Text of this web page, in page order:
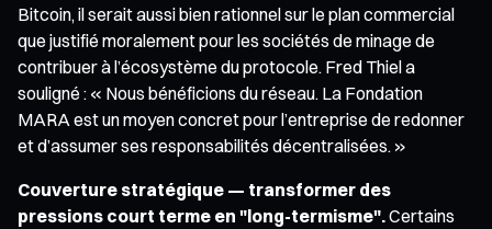
Bitcoin, il serait aussi bien rationnel sur le plan commercial
que justifié moralement pour les sociétés de minage de
contribuer à l’écosystème du protocole. Fred Thiel a
souligné : « Nous bénéficions du réseau. La Fondation
MARA est un moyen concret pour l’entreprise de redonner
et d’assumer ses responsabilités décentralisées. »
Couverture stratégique — transformer des
pressions court terme en "long-termisme".Certains